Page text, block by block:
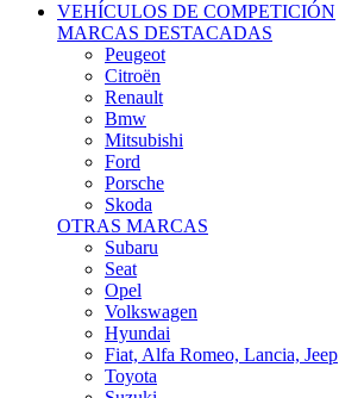
VEHÍCULOS DE COMPETICIÓN
MARCAS DESTACADAS
Peugeot
Citroën
Renault
Bmw
Mitsubishi
Ford
Porsche
Skoda
OTRAS MARCAS
Subaru
Seat
Opel
Volkswagen
Hyundai
Fiat, Alfa Romeo, Lancia, Jeep
Toyota